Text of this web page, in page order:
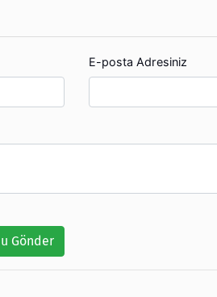
E-posta Adresiniz
Gönder